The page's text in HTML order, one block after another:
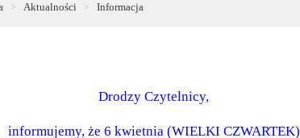
Aktualności Informacja
Drodzy Czytelnicy,
informujemy, że 6 kwietnia (WIELKI CZWARTEK)